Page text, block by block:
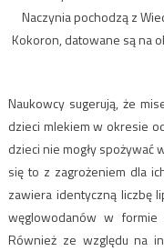
Naczynia pochodzą z
Kokoron, datowane są na
Naukowcy sugerują, że
dzieci mlekiem w okresie
dzieci nie mogły spożywać
się to z zagrożeniem dla
zawiera identyczną liczbę
węglowodanów w
Również ze względu na